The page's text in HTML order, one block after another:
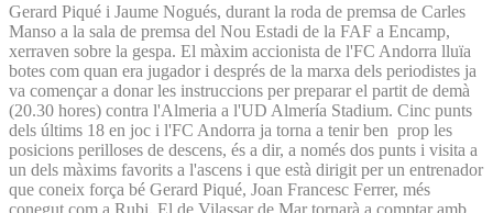
Gerard Piqué i Jaume Nogués, durant la roda de premsa de Carles
Manso a la sala de premsa del Nou Estadi de la FAF a Encamp,
xerraven sobre la gespa. El màxim accionista de l'FC Andorra lluïa
botes com quan era jugador i després de la marxa dels periodistes ja
va començar a donar les instruccions per preparar el partit de demà
(20.30 hores) contra l'Almeria a l'UD Almería Stadium. Cinc punts
dels últims 18 en joc i l'FC Andorra ja torna a tenir ben prop les
posicions perilloses de descens, és a dir, a només dos punts i visita a
un dels màxims favorits a l'ascens i que està dirigit per un entrenador
que coneix força bé Gerard Piqué, Joan Francesc Ferrer, més
conegut com a Rubi. El de Vilassar de Mar tornarà a comptar amb